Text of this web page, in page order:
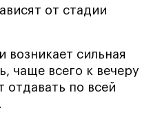
от стадии
возникает сильная
чаще всего к вечеру
отдавать по всей